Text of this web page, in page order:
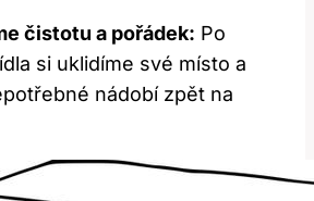
čistotu a pořádek: Po
si uklidíme své místo a
nádobí zpět na